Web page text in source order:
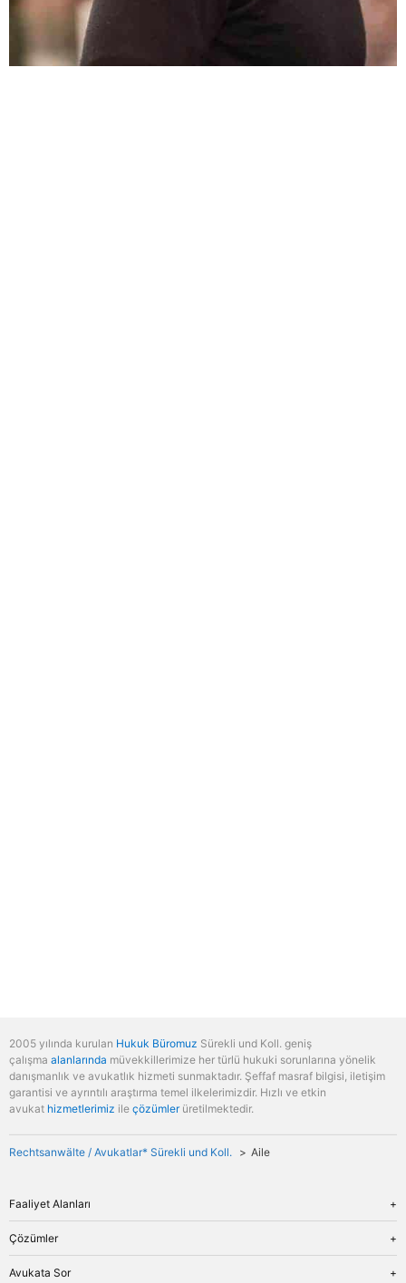
2005 yılında kurulan Hukuk Büromuz Sürekli und Koll. geniş
çalışma alanlarında müvekkillerimize her türlü hukuki sorunlarına yönelik
danışmanlık ve avukatlık hizmeti sunmaktadır. Şeffaf masraf bilgisi, iletişim
garantisi ve ayrıntılı araştırma temel ilkelerimizdir. Hızlı ve etkin
avukat hizmetlerimiz ile çözümlerüretilmektedir.
Rechtsanwälte / Avukatlar* Sürekli und Koll. Aile
Faaliyet Alanları
Genel Bakış
İş Hukuku
Miras Hukuku
Çözümler
Genel Bakış
Avukata Sor